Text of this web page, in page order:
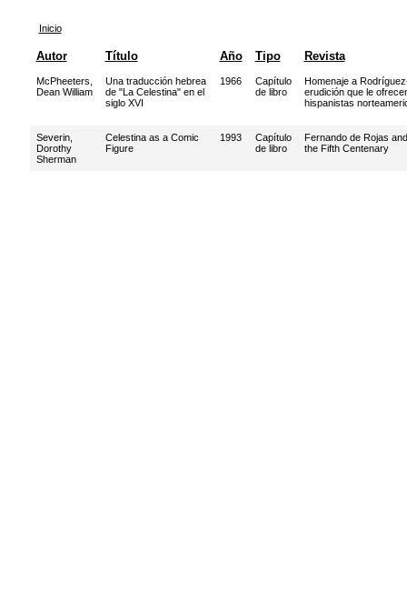
Inicio
Autor Título Año Tipo Revista
McPheeters,
Dean William
Una traducción hebrea
de "La Celestina" en el
siglo XVI
1966
Capítulo
de libro
Homenaje a
erudición que le
hispanistas
Severin,
Dorothy
Sherman
Celestina as a Comic
Figure
1993
Capítulo
de libro
Fernando de Rojas
the Fifth Centenary